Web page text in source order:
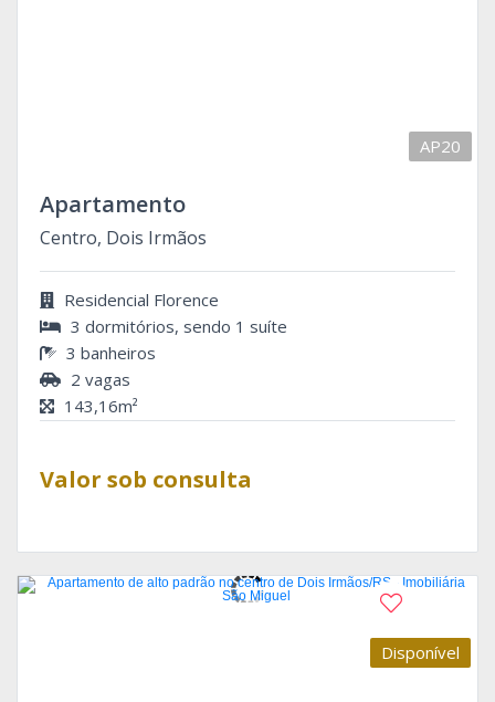
AP20
Apartamento
Centro, Dois Irmãos
Residencial Florence
3 dormitórios, sendo 1 suíte
3 banheiros
2 vagas
143,16m²
Valor sob consulta
Disponível